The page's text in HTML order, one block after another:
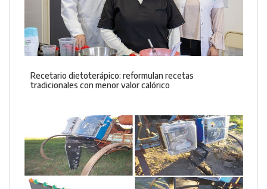
Recetario dietoterápico: reformulan recetas
tradicionales con menor valor calórico